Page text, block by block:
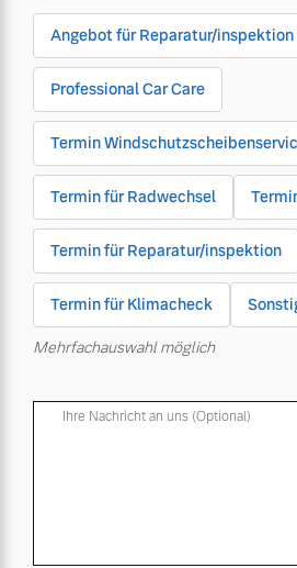
Aktuelle Zubehörangebote
Zubehörkatalog
Aktuelle
Service by Volvo
Aktuelle Zubehörangebote
Zubehörkatalog
Aktuelle
Service by Volvo
Angebot für Reparatur/inspektion
Professional Car Care
Termin
Termin für Radwechsel
Termin für Reparatur/inspektion
Termin für Klimacheck
Mehrfachauswahl möglich
Ihre Nachricht an uns (Optional)